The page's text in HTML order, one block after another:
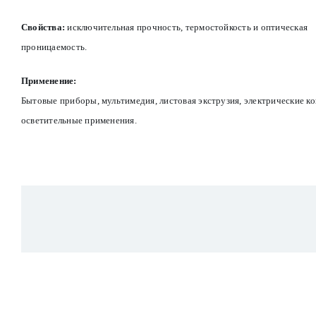
Свойства: исключительная прочность, термостойкость и оптическая
проницаемость.
Применение:
Бытовые приборы, мультимедия, листовая экструзия, электрические
осветительные применения.